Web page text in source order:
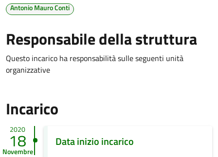
Antonio Mauro Conti
Responsabile della struttura
Questo incarico ha responsabilità sulle seguenti unità
organizzative
Incarico
2020
18
Novembre
Data inizio incarico